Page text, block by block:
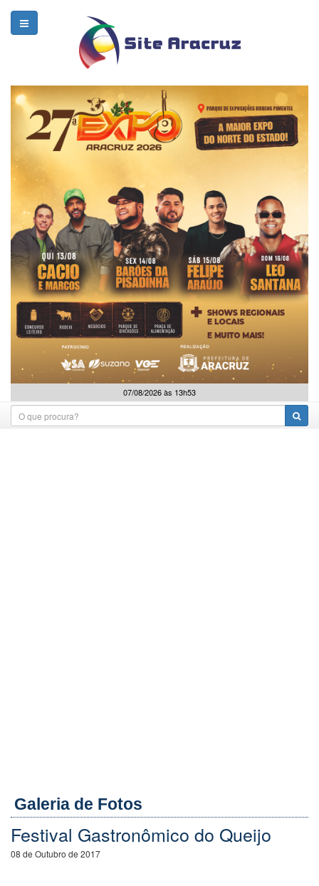
07/08/2026 às 13h53
Galeria de Fotos
Festival Gastronômico do Queijo
08 de Outubro de 2017